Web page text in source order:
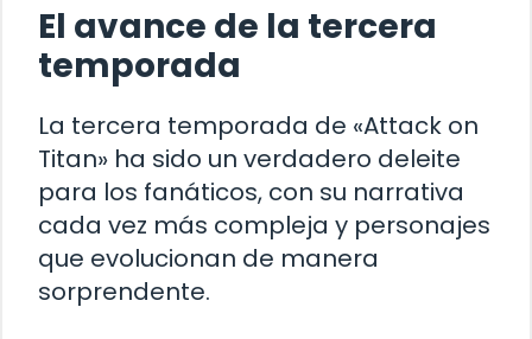
El avance de la tercera
temporada
La tercera temporada de «Attack on
Titan» ha sido un verdadero deleite
para los fanáticos, con su narrativa
cada vez más compleja y personajes
que evolucionan de manera
sorprendente.